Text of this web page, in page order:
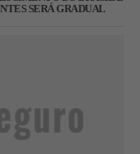
SERÁ GRADUAL